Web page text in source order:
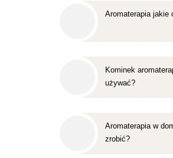
Aromaterapia jakie
Kominek
używać?
Aromaterapia w
zrobić?